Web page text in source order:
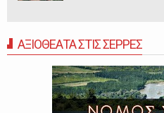
ΑΞΙΟΘΕΑΤΑ ΣΤΙΣ ΣΕΡΡΕΣ